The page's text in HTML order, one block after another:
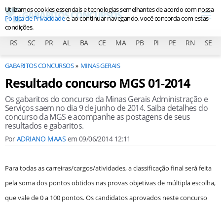
RS SC PR AL BA CE MA PB PI PE RN SE
GABARITOS CONCURSOS MINAS GERAIS
Resultado concurso MGS 01-2014
Os gabaritos do concurso da Minas Gerais Administração e
Serviços saem no dia 9 de junho de 2014. Saiba detalhes do
concurso da MGS e acompanhe as postagens de seus
resultados e gabaritos.
PorADRIANO MAAS em 09/06/2014 12:11
Para todas as carreiras/cargos/atividades, a classificação final será feita
pela soma dos pontos obtidos nas provas objetivas de múltipla escolha,
que vale de 0 a 100 pontos. Os candidatos aprovados neste concurso
Utilizamos cookies essenciais e tecnologias semelhantes de acordo com nossa
Política de Privacidadee, ao continuar navegando, você concorda com estas
condições.